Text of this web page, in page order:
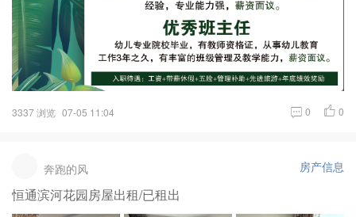
3337 浏览 07-05 11:04 0 0
奔跑的风 房产信息
恒通滨河花园房屋出租/已租出